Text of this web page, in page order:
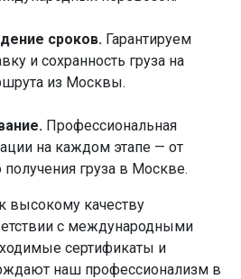
сроков. Гарантируем
и сохранность груза на
из Москвы.
Профессиональная
на каждом этапе — от
груза в Москве.
высокому качеству
с международными
сертификаты и
наш профессионализм в